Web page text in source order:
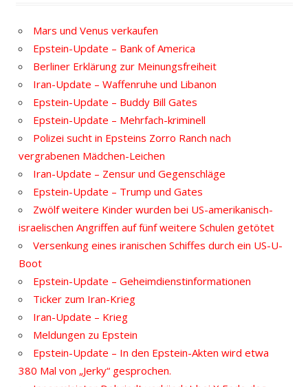
Mars und Venus verkaufen
Epstein-Update – Bank of America
Berliner Erklärung zur Meinungsfreiheit
Iran-Update – Waffenruhe und Libanon
Epstein-Update – Buddy Bill Gates
Epstein-Update – Mehrfach-kriminell
Polizei sucht in Epsteins Zorro Ranch nach
vergrabenen Mädchen-Leichen
Iran-Update – Zensur und Gegenschläge
Epstein-Update – Trump und Gates
Zwölf weitere Kinder wurden bei US-amerikanisch-
israelischen Angriffen auf fünf weitere Schulen getötet
Versenkung eines iranischen Schiffes durch ein US-U-
Boot
Epstein-Update – Geheimdienstinformationen
Ticker zum Iran-Krieg
Iran-Update – Krieg
Meldungen zu Epstein
Epstein-Update – In den Epstein-Akten wird etwa
380 Mal von „Jerky“ gesprochen.